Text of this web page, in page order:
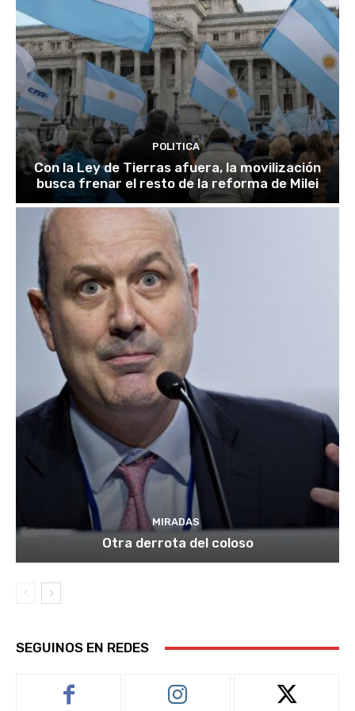
POLITICA
Con la Ley de Tierras afuera, la movilización
busca frenar el resto de la reforma de Milei
MIRADAS
Otra derrota del coloso
SEGUINOS EN REDES